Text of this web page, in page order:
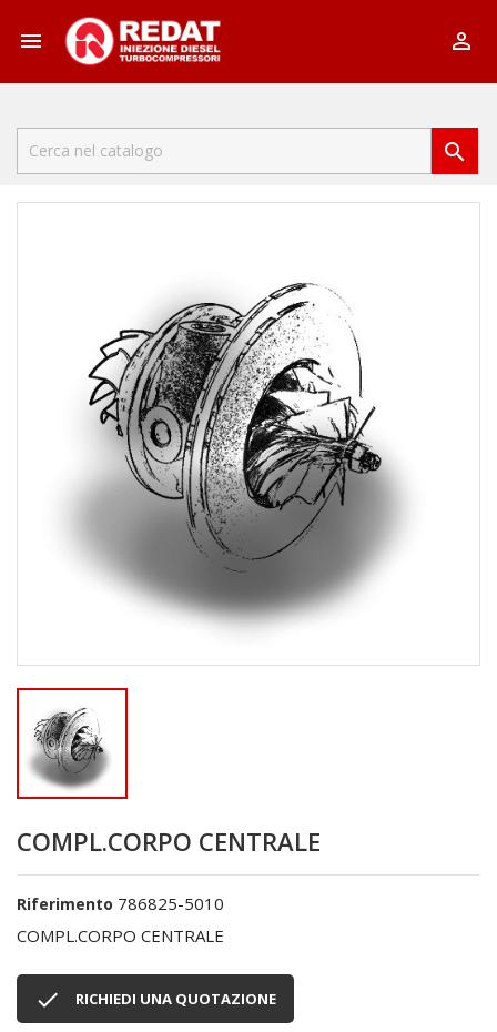
 

COMPL.CORPO CENTRALE
Riferimento 786825-5010
COMPL.CORPO CENTRALE
 RICHIEDI UNA QUOTAZIONE